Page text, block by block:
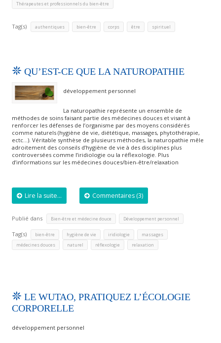
Thérapeutes et professionnels du bien-être
Tag(s) authentiques bien-être corps être spirituel
QU’EST-CE QUE LA NATUROPATHIE
développement personnel
La naturopathie représente un ensemble de
méthodes de soins faisant partie des médecines douces et visant à
renforcer les défenses de l’organisme par des moyens considérés
comme naturels (hygiène de vie, diététique, massages, phytothérapie,
ectc…). Véritable synthèse de plusieurs méthodes, la naturopathie mêle
adroitement des conseils d’hygiène de vie à des disciplines plus
controversées comme l’iridiologie ou la réflexologie. Plus
d’informations sur les médecines douces/bien-être/relaxation
Lire la suite... Commentaires (3)
Publié dans Bien-être et médecine douce Développement personnel
Tag(s) bien-être hygiène de vie iridiologie massages
médecines douces naturel réflexologie relaxation
LE WUTAO, PRATIQUEZ L’ÉCOLOGIE
CORPORELLE
développement personnel